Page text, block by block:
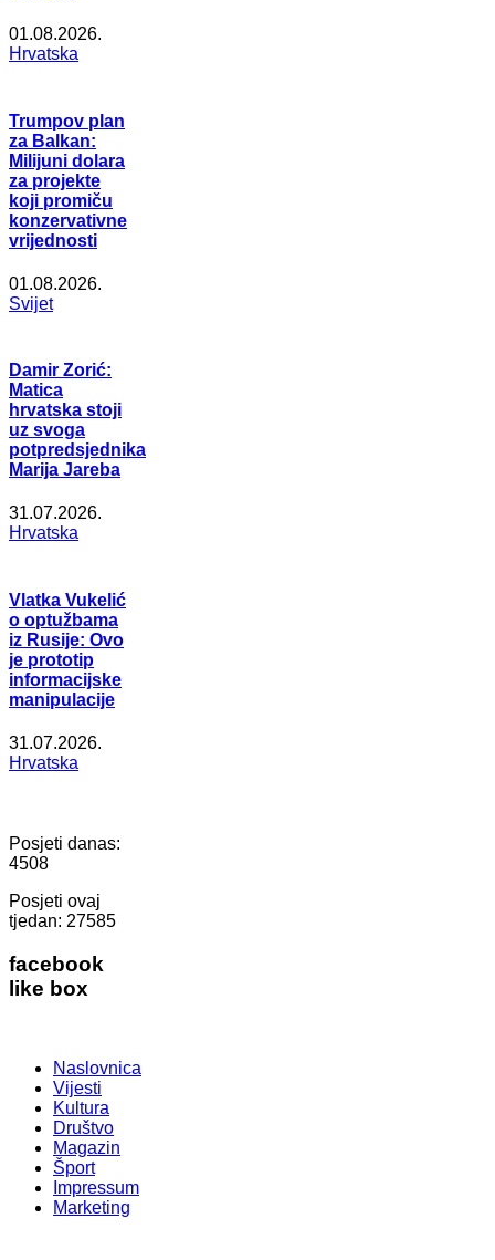
01.08.2026.
Hrvatska
Trumpov plan
za Balkan:
Milijuni dolara
za projekte
koji promiču
konzervativne
vrijednosti
01.08.2026.
Svijet
Damir Zorić:
Matica
hrvatska stoji
uz svoga
potpredsjednika
Marija Jareba
31.07.2026.
Hrvatska
Vlatka Vukelić
o optužbama
iz Rusije: Ovo
je prototip
informacijske
manipulacije
31.07.2026.
Hrvatska
Posjeti danas:
4508
Posjeti ovaj
tjedan: 27585
facebook
like box
Naslovnica
Vijesti
Kultura
Društvo
Magazin
Šport
Impressum
Marketing